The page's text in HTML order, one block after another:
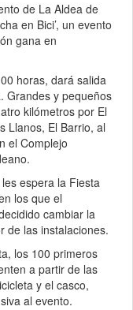
de La Aldea de
en Bici’, un evento
gana en
horas, dará salida
Grandes y pequeños
kilómetros por El
Llanos, El Barrio, al
el Complejo
espera la Fiesta
los que el
cambiar la
de las instalaciones.
los 100 primeros
a partir de las
y el casco,
al evento.